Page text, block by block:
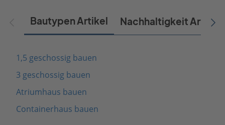
Bautypen Artikel Nachhaltigkeit Artikel
1,5 geschossig bauen
3 geschossig bauen
Atriumhaus bauen
Containerhaus bauen